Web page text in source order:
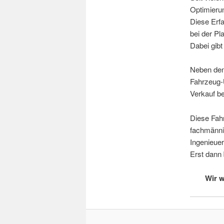
Diese
bei der
Dabei
Neben
Verkauf
Diese
Erst
Wir